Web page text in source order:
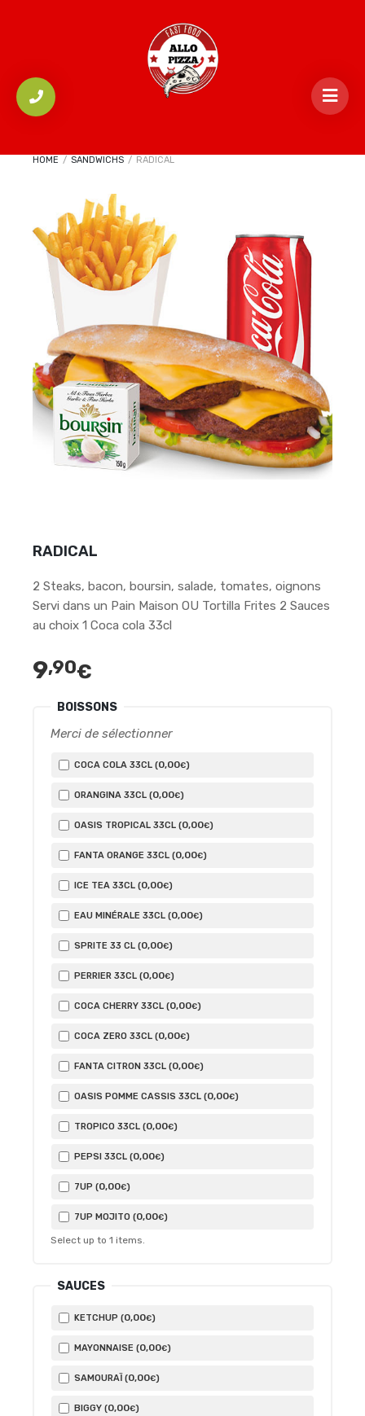
HOME / SANDWICHS / RADICAL
RADICAL
2 Steaks, bacon, boursin, salade, tomates, oignons
Servi dans un Pain Maison OU Tortilla Frites 2 Sauces
au choix 1 Coca cola 33cl
9,90€
BOISSONS
Merci de sélectionner
COCA COLA 33CL (0,00€)
ORANGINA 33CL (0,00€)
OASIS TROPICAL 33CL (0,00€)
FANTA ORANGE 33CL (0,00€)
ICE TEA 33CL (0,00€)
EAU MINÉRALE 33CL (0,00€)
SPRITE 33 CL (0,00€)
PERRIER 33CL (0,00€)
COCA CHERRY 33CL (0,00€)
COCA ZERO 33CL (0,00€)
FANTA CITRON 33CL (0,00€)
OASIS POMME CASSIS 33CL (0,00€)
TROPICO 33CL (0,00€)
PEPSI 33CL (0,00€)
7UP (0,00€)
7UP MOJITO (0,00€)
Select up to 1 items.
SAUCES
KETCHUP (0,00€)
MAYONNAISE (0,00€)
SAMOURAÏ (0,00€)
BIGGY (0,00€)